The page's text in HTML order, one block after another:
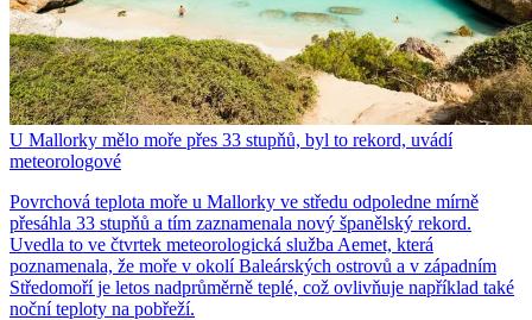
U Mallorky mělo moře přes 33 stupňů, byl to rekord, uvádí
meteorologové
Povrchová teplota moře u Mallorky ve středu odpoledne mírně
přesáhla 33 stupňů a tím zaznamenala nový španělský rekord.
Uvedla to ve čtvrtek meteorologická služba Aemet, která
poznamenala, že moře v okolí Baleárských ostrovů a v západním
Středomoří je letos nadprůměrně teplé, což ovlivňuje například také
noční teploty na pobřeží.